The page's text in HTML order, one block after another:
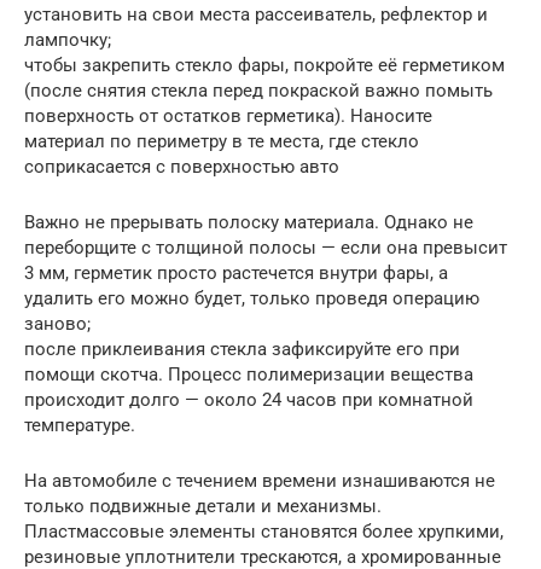
установить на свои места рассеиватель, рефлектор и
лампочку;
чтобы закрепить стекло фары, покройте её герметиком
(после снятия стекла перед покраской важно помыть
поверхность от остатков герметика). Наносите
материал по периметру в те места, где стекло
соприкасается с поверхностью авто
Важно не прерывать полоску материала. Однако не
переборщите с толщиной полосы — если она превысит
3 мм, герметик просто растечется внутри фары, а
удалить его можно будет, только проведя операцию
заново;
после приклеивания стекла зафиксируйте его при
помощи скотча. Процесс полимеризации вещества
происходит долго — около 24 часов при комнатной
температуре.
На автомобиле с течением времени изнашиваются не
только подвижные детали и механизмы.
Пластмассовые элементы становятся более хрупкими,
резиновые уплотнители трескаются, а хромированные